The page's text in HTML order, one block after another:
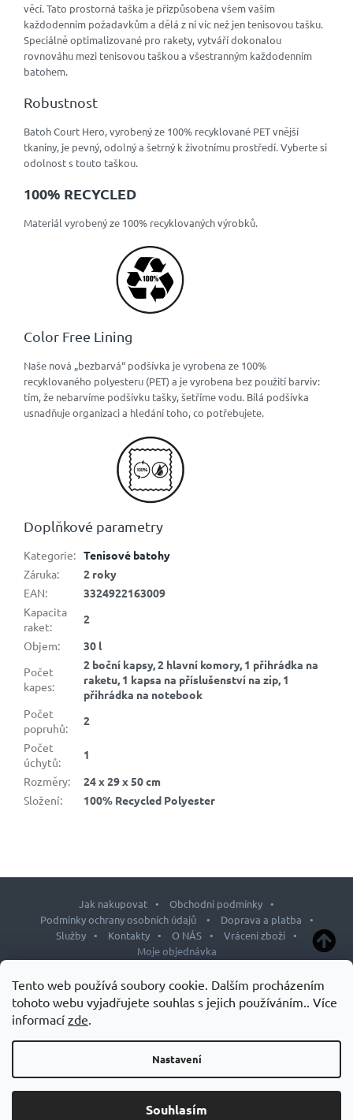
Tento web používá soubory cookie. Dalším procházením
tohoto webu vyjadřujete souhlas s jejich používáním.. Více
informací zde.
Nastavení
Souhlasím
věcí. Tato prostorná taška je přizpůsobena všem vašim
každodenním požadavkům a dělá z ní víc než jen tenisovou tašku.
Speciálně optimalizované pro rakety, vytváří dokonalou
rovnováhu mezi tenisovou taškou a všestranným každodenním
batohem.
Robustnost
Batoh Court Hero, vyrobený ze 100% recyklované PET vnější
tkaniny, je pevný, odolný a šetrný k životnímu prostředí. Vyberte si
odolnost s touto taškou.
100% RECYCLED
Materiál vyrobený ze 100% recyklovaných výrobků.
Color Free Lining
Naše nová „bezbarvá“ podšívka je vyrobena ze 100%
recyklovaného polyesteru (PET) a je vyrobena bez použití barviv:
tím, že nebarvíme podšívku tašky, šetříme vodu. Bílá podšívka
usnadňuje organizaci a hledání toho, co potřebujete.
Doplňkové parametry
Kategorie: Tenisové batohy
Záruka:
2 roky
EAN:
3324922163009
Kapacita
raket:
2
Objem:
30 l
Počet
kapes:
2 boční kapsy, 2 hlavní komory, 1 přihrádka na
raketu, 1 kapsa na příslušenství na zip, 1
přihrádka na notebook
Počet
popruhů:
2
Počet
úchytů:
1
Rozměry:
24 x 29 x 50 cm
Složení: 100% Recycled Polyester
Jak nakupovat
Obchodní podmínky
Podmínky ochrany osobních údajů
Doprava a platba
Služby
Kontakty O NÁS
Vrácení zboží
Moje objednávka
Vytvořil Shoptet
nastavení cookies
Design šablony vytvořilShoptetak.cz